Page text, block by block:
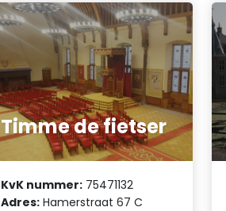
Timme de fietser
KvK nummer: 75471132
Adres: Hamerstraat 67 C